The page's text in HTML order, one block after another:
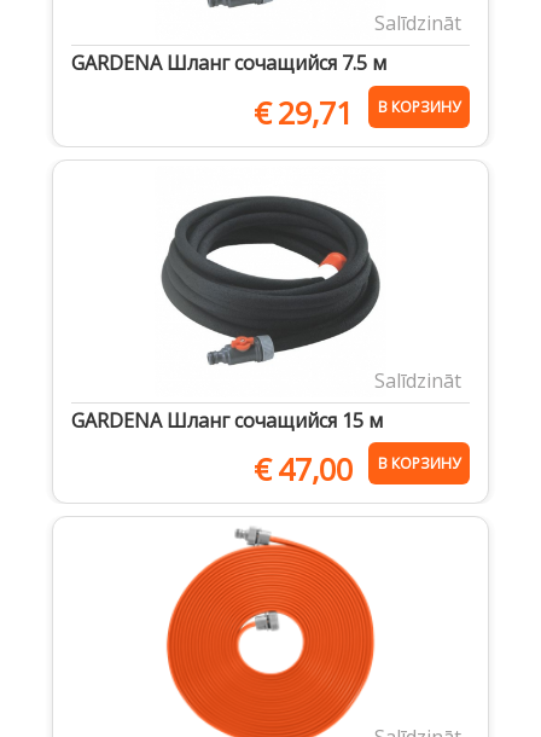
Salīdzināt
GARDENA Шланг сочащийся 7.5 м
€29,71 В КОРЗИНУ
Salīdzināt
GARDENA Шланг сочащийся 15 м
€47,00 В КОРЗИНУ